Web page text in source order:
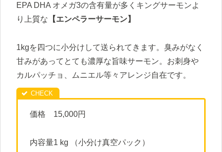
EPA DHA オメガ3の含有量が多くキングサーモンよ
り上質な 【エンペラーサーモン】
1kgを四つに小分けして送られてきます。臭みがなく
甘みがあってとても濃厚な旨味サーモン。お刺身や
カルパッチョ、ムニエル等々アレンジ自在です。
価格 15,000円
内容量1 kg （小分け真空パック）